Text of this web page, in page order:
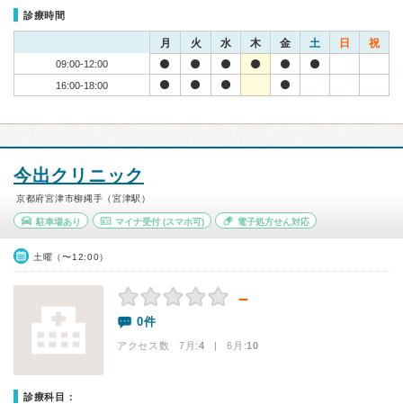
診療時間
月 火 水 木 金 土 日 祝
09:00-12:00
16:00-18:00
今出クリニック
京都府宮津市柳縄手（宮津駅）
駐車場あり マイナ受付(スマホ可) 電子処方せん対応
土曜（〜12:00）
－
0件
アクセス数 7月:4 | 6月:10
診療科目：